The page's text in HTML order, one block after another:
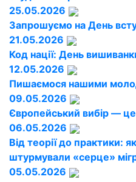
25.05.2026
Запрошуємо на День
21.05.2026
Код нації: День
12.05.2026
Пишаємося нашими
09.05.2026
Європейський вибір —
06.05.2026
Від теорії до практики:
штурмували «серце»
05.05.2026